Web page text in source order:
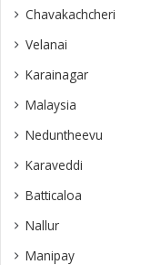
Chavakachcheri
Velanai
Karainagar
Malaysia
Neduntheevu
Karaveddi
Batticaloa
Nallur
Manipay